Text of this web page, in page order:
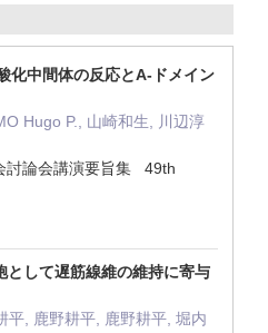
化中間体の反応とA-ドメイン
Hugo P., 山崎和生, 川辺淳
討論会講演要旨集 49th
として遅筋線維の維持に寄与
平, 鹿野耕平, 鹿野耕平, 堀内